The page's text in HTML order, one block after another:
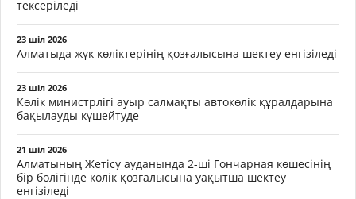
тексеріледі
23 шіл 2026
Алматыда жүк көліктерінің қозғалысына шектеу енгізіледі
23 шіл 2026
Көлік министрлігі ауыр салмақты автокөлік құралдарына
бақылауды күшейтуде
21 шіл 2026
Алматының Жетісу ауданында 2-ші Гончарная көшесінің
бір бөлігінде көлік қозғалысына уақытша шектеу
енгізіледі